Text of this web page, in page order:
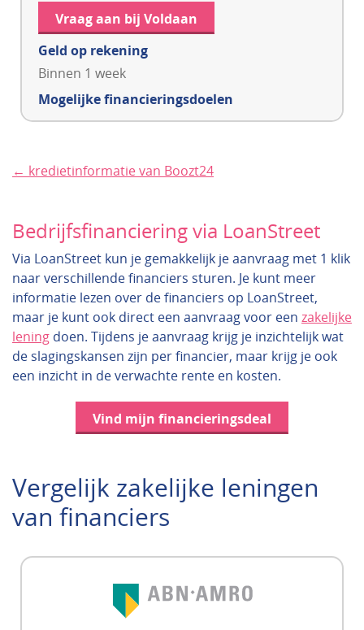
Vraag aan bij Voldaan
Geld op rekening
Binnen 1 week
Mogelijke financieringsdoelen
← kredietinformatie van Boozt24
Bedrijfsfinanciering via LoanStreet
Via LoanStreet kun je gemakkelijk je aanvraag met 1 klik
naar verschillende financiers sturen. Je kunt meer
informatie lezen over de financiers op LoanStreet,
maar je kunt ook direct een aanvraag voor een zakelijke
lening doen. Tijdens je aanvraag krijg je inzichtelijk wat
de slagingskansen zijn per financier, maar krijg je ook
een inzicht in de verwachte rente en kosten.
Vind mijn financieringsdeal
Vergelijk zakelijke leningen
van financiers